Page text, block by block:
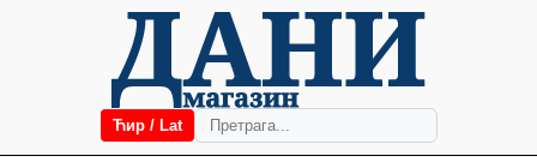
Ћир / Lat